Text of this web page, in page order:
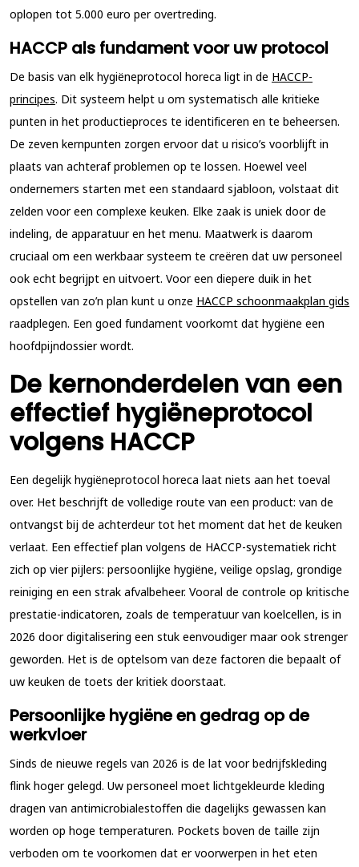
oplopen tot 5.000 euro per overtreding.
HACCP als fundament voor uw protocol
De basis van elk hygiëneprotocol horeca ligt in de HACCP-
principes. Dit systeem helpt u om systematisch alle kritieke
punten in het productieproces te identificeren en te beheersen.
De zeven kernpunten zorgen ervoor dat u risico’s voorblijft in
plaats van achteraf problemen op te lossen. Hoewel veel
ondernemers starten met een standaard sjabloon, volstaat dit
zelden voor een complexe keuken. Elke zaak is uniek door de
indeling, de apparatuur en het menu. Maatwerk is daarom
cruciaal om een werkbaar systeem te creëren dat uw personeel
ook echt begrijpt en uitvoert. Voor een diepere duik in het
opstellen van zo’n plan kunt u onze HACCP schoonmaakplan gids
raadplegen. Een goed fundament voorkomt dat hygiëne een
hoofdpijndossier wordt.
De kernonderdelen van een
effectief hygiëneprotocol
volgens HACCP
Een degelijk hygiëneprotocol horeca laat niets aan het toeval
over. Het beschrijft de volledige route van een product: van de
ontvangst bij de achterdeur tot het moment dat het de keuken
verlaat. Een effectief plan volgens de HACCP-systematiek richt
zich op vier pijlers: persoonlijke hygiëne, veilige opslag, grondige
reiniging en een strak afvalbeheer. Vooral de controle op kritische
prestatie-indicatoren, zoals de temperatuur van koelcellen, is in
2026 door digitalisering een stuk eenvoudiger maar ook strenger
geworden. Het is de optelsom van deze factoren die bepaalt of
uw keuken de toets der kritiek doorstaat.
Persoonlijke hygiëne en gedrag op de
werkvloer
Sinds de nieuwe regels van 2026 is de lat voor bedrijfskleding
flink hoger gelegd. Uw personeel moet lichtgekleurde kleding
dragen van antimicrobialestoffen die dagelijks gewassen kan
worden op hoge temperaturen. Pockets boven de taille zijn
verboden om te voorkomen dat er voorwerpen in het eten